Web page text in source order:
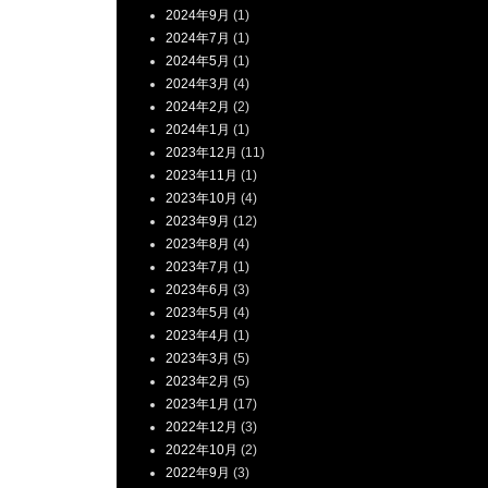
2024年9月 (1)
2024年7月 (1)
2024年5月 (1)
2024年3月 (4)
2024年2月 (2)
2024年1月 (1)
2023年12月 (11)
2023年11月 (1)
2023年10月 (4)
2023年9月 (12)
2023年8月 (4)
2023年7月 (1)
2023年6月 (3)
2023年5月 (4)
2023年4月 (1)
2023年3月 (5)
2023年2月 (5)
2023年1月 (17)
2022年12月 (3)
2022年10月 (2)
2022年9月 (3)